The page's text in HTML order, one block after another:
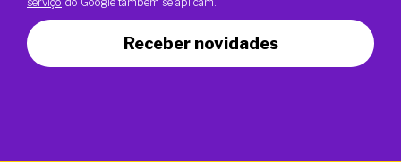
Receber novidades